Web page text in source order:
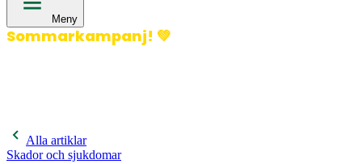
Meny
Sommarkampanj! 💚
Alla artiklar
Skador och sjukdomar